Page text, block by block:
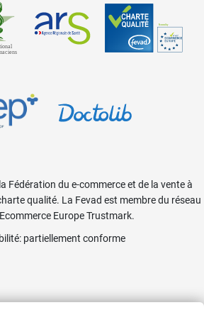
Fédération du e-commerce et de la vente à
qualité. La Fevad est membre du réseau
Europe Trustmark.
: partiellement conforme